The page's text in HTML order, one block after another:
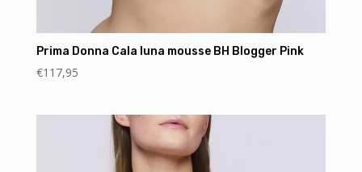
Prima Donna Cala luna mousse BH Blogger Pink
€117,95